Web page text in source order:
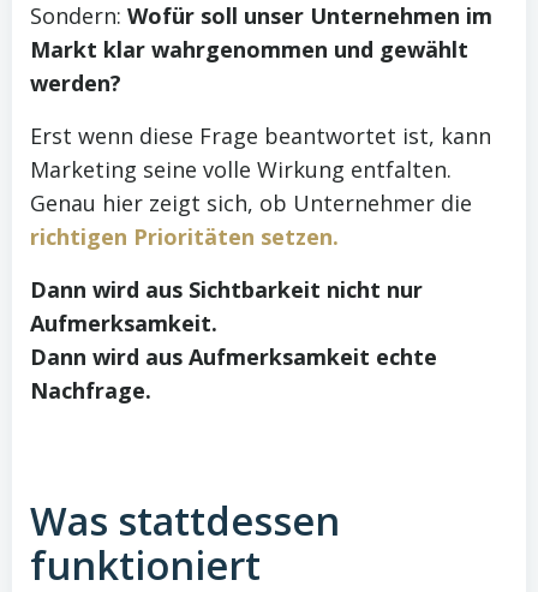
Sondern: Wofür soll unser Unternehmen im
Markt klar wahrgenommen und gewählt
werden?
Erst wenn diese Frage beantwortet ist, kann
Marketing seine volle Wirkung entfalten.
Genau hier zeigt sich, ob Unternehmer die
richtigen Prioritäten setzen.
Dann wird aus Sichtbarkeit nicht nur
Aufmerksamkeit.
Dann wird aus Aufmerksamkeit echte
Nachfrage.
Was stattdessen
funktioniert